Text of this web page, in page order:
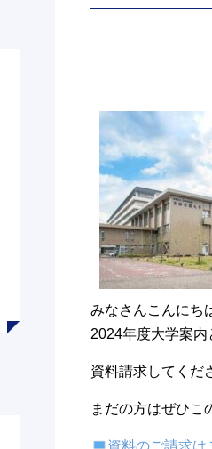
みなさんこんにち
2024年度大学案内
資料請求してくだ
まだの方はぜひこ